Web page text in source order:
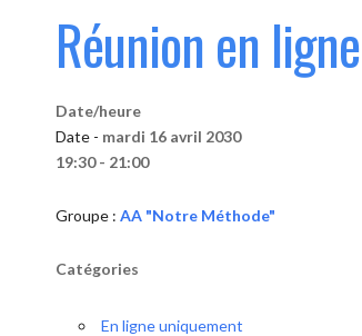
Réunion en
Date/heure
Date - mardi 16 avril 2030
19:30 - 21:00
Groupe : AA "Notre Méthode"
Catégories
En ligne uniquement